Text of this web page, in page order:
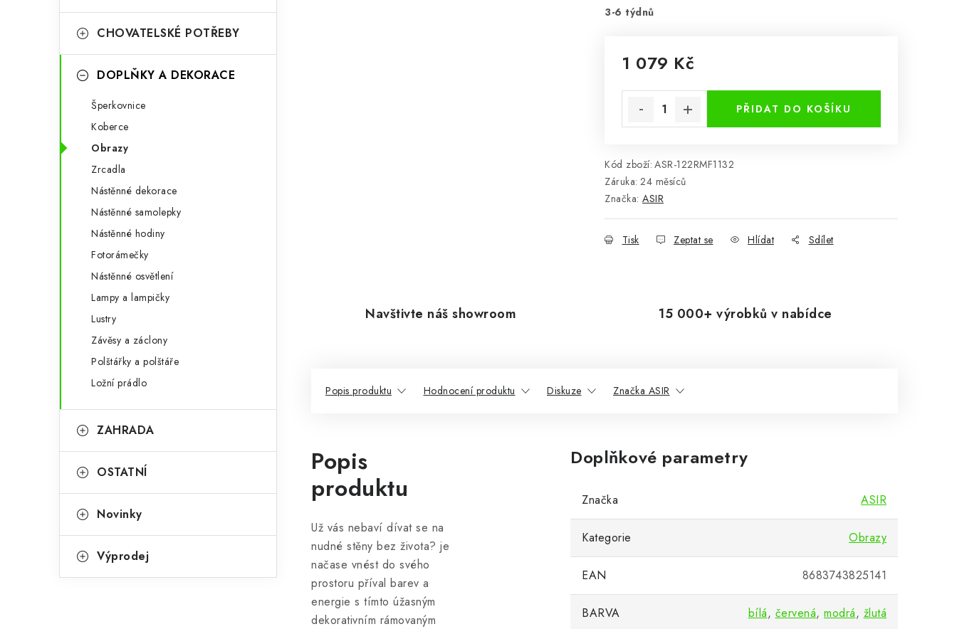
e
CHOVATELSKÉ POTŘEBY
DOPLŇKY A DEKORACE
Šperkovnice
Koberce
Obrazy
Zrcadla
Nástěnné dekorace
Nástěnné samolepky
Nástěnné hodiny
Fotorámečky
Nástěnné osvětlení
Lampy a lampičky
Lustry
Závěsy a záclony
Polštářky a polštáře
Ložní prádlo
ZAHRADA
OSTATNÍ
Novinky
Výprodej
3-6 týdnů
1 079 Kč
PŘIDAT DO KOŠÍKU
Kód zboží: ASR-122RMF1132
Záruka: 24 měsíců
Značka: ASIR
Tisk Zeptat se Hlídat Sdílet
Navštivte náš showroom 15 000+ výrobků v nabídce
Popis produktu Hodnocení produktu Diskuze Značka ASIR
Popis
produktu
Už vás nebaví dívat se na
nudné stěny bez života? je
načase vnést do svého
prostoru příval barev a
energie s tímto úžasným
dekorativním rámovaným
Doplňkové parametry
Značka ASIR
Kategorie Obrazy
EAN 8683743825141
BARVA bílá, červená, modrá, žlutá